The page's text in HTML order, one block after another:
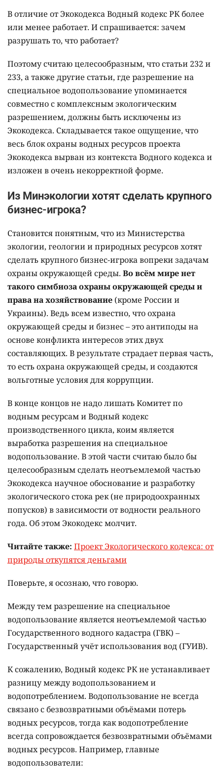
В отличие от Экокодекса Водный кодекс РК более
или менее работает. И спрашивается: зачем
разрушать то, что работает?
Поэтому считаю целесообразным, что статьи 232 и
233, а также другие статьи, где разрешение на
специальное водопользование упоминается
совместно с комплексным экологическим
разрешением, должны быть исключены из
Экокодекса. Складывается такое ощущение, что
весь блок охраны водных ресурсов проекта
Экокодекса вырван из контекста Водного кодекса и
изложен в очень некорректной форме.
Из Минэкологии хотят сделать крупного
бизнес-игрока?
Становится понятным, что из Министерства
экологии, геологии и природных ресурсов хотят
сделать крупного бизнес-игрока вопреки задачам
охраны окружающей среды. Во всём мире нет
такого симбиоза охраны окружающей среды и
права на хозяйствование (кроме России и
Украины). Ведь всем известно, что охрана
окружающей среды и бизнес – это антиподы на
основе конфликта интересов этих двух
составляющих. В результате страдает первая часть,
то есть охрана окружающей среды, и создаются
вольготные условия для коррупции.
В конце концов не надо лишать Комитет по
водным ресурсам и Водный кодекс
производственного цикла, коим является
выработка разрешения на специальное
водопользование. В этой части считаю было бы
целесообразным сделать неотъемлемой частью
Экокодекса научное обоснование и разработку
экологического стока рек (не природоохранных
попусков) в зависимости от водности реального
года. Об этом Экокодекс молчит.
Читайте также: Проект Экологического кодекса: от
природы откупятся деньгами
Поверьте, я осознаю, что говорю.
Между тем разрешение на специальное
водопользование является неотъемлемой частью
Государственного водного кадастра (ГВК) –
Государственный учёт использования вод (ГУИВ).
К сожалению, Водный кодекс РК не устанавливает
разницу между водопользованием и
водопотреблением. Водопользование не всегда
связано с безвозвратными объёмами потерь
водных ресурсов, тогда как водопотребление
всегда сопровождается безвозвратными объёмами
водных ресурсов. Например, главные
водопользователи: